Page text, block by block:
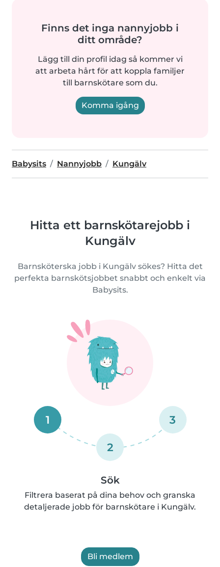
Finns det inga nannyjobb i
ditt område?
Lägg till din profil idag så kommer vi
att arbeta hårt för att koppla familjer
till barnskötare som du.
Komma igång
Babysits Nannyjobb Kungälv
Hitta ett barnskötarejobb i
Kungälv
Barnsköterska jobb i Kungälv sökes? Hitta det
perfekta barnskötsjobbet snabbt och enkelt via
Babysits.
1
2
3
Sök
Filtrera baserat på dina behov och granska
detaljerade jobb för barnskötare i Kungälv.
Bli medlem